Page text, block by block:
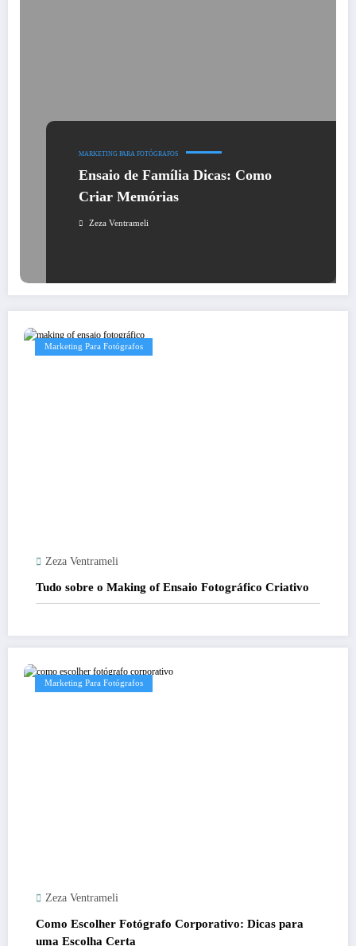
MARKETING PARA FOTÓGRAFOS
Ensaio de Família Dicas: Como
Criar Memórias
Zeza Ventrameli
Marketing Para Fotógrafos
Zeza Ventrameli
Tudo sobre o Making of Ensaio Fotográfico Criativo
Marketing Para Fotógrafos
Zeza Ventrameli
Como Escolher Fotógrafo Corporativo: Dicas para
uma Escolha Certa